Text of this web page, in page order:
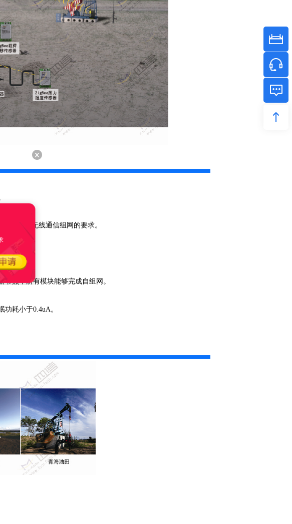
合油井无线通信组网的要求。
出。
点，所有模块能够完成自组网。
耗小于0.4uA。